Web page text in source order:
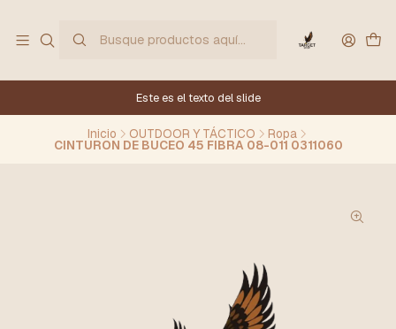
Este es el texto del slide
Inicio OUTDOOR Y TÁCTICO Ropa
CINTURON DE BUCEO 45 FIBRA 08-011 0311060